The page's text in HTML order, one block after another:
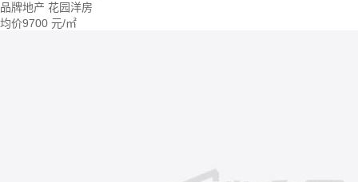
品牌地产 花园洋房
均价9700 元/㎡